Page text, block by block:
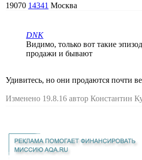
19070 14341 Москва
DNK
Видимо, только вот такие
продажи и бывают
Удивитесь, но они продаются почти
Изменено 19.8.16 автор Константин